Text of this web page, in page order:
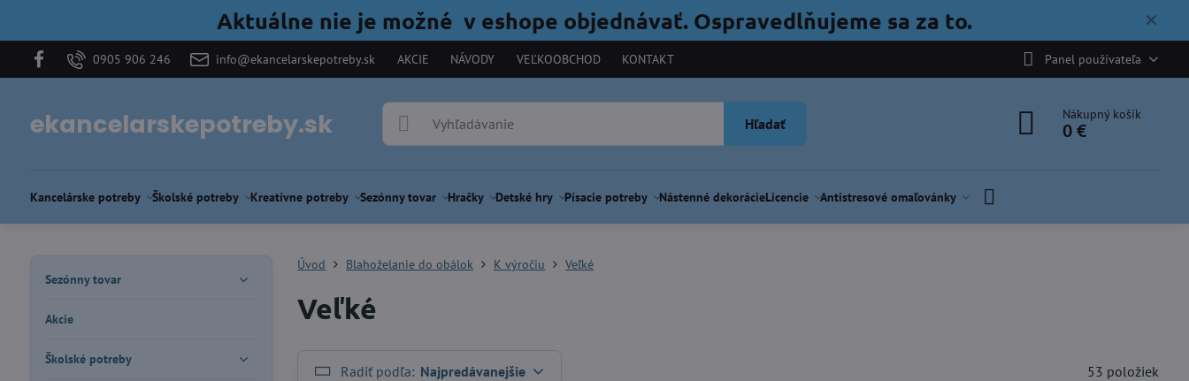
✕
Aktuálne nie je možné v eshope objednávať. Ospravedlňujeme sa za to.
0905 906 246 info@ekancelarskepotreby.sk AKCIE NÁVODY VEĽKOOBCHOD KONTAKT Panel používateľa
ekancelarskepotreby.sk Hľadať
Nákupný košík
0 €
Kancelárske potreby Školské potreby Kreatívne potreby Sezónny tovar Hračky Detské hry Písacie potreby Nástenné dekorácieLicencie Antistresové omaľovánky
Úvod Blahoželanie do obálok K výročiu Veľké
Veľké
Radiť podľa: Najpredávanejšie 53 položiek
Sezónny tovar
Akcie
Školské potreby